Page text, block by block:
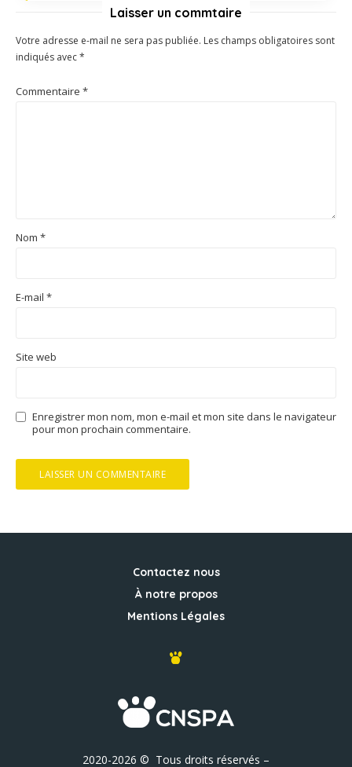
Laisser un commtaire
Votre adresse e-mail ne sera pas publiée. Les champs obligatoires sont
indiqués avec*
Commentaire *
Nom *
E-mail *
Site web
Enregistrer mon nom, mon e-mail et mon site dans le navigateur
pour mon prochain commentaire.
Contactez nous
À notre propos
Mentions Légales
2020-2026 © Tous droits réservés –